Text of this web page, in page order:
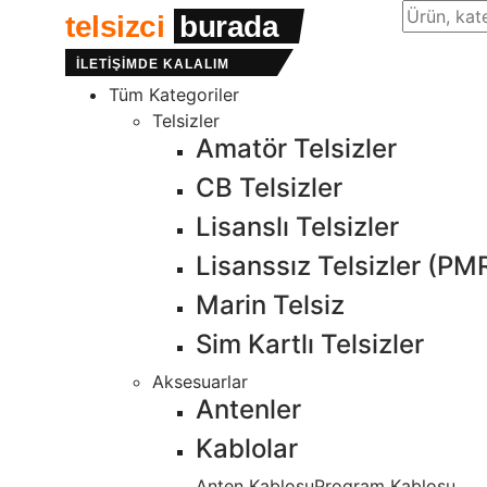
telsizci burada
İLETİŞİMDE KALALIM
Site
Tüm Kategoriler
Telsizler
Amatör Telsizler
CB Telsizler
Lisanslı Telsizler
Lisanssız Telsizler
Marin Telsiz
Sim Kartlı Telsizler
Aksesuarlar
Antenler
Kablolar